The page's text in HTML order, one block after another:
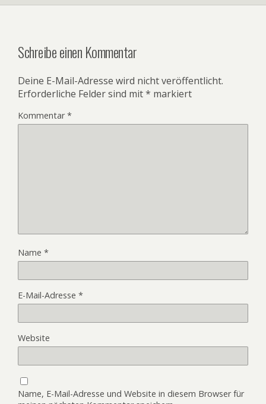
Schreibe einen Kommentar
Deine E-Mail-Adresse wird nicht veröffentlicht.
Erforderliche Felder sind mit* markiert
Kommentar*
Name *
E-Mail-Adresse *
Website
Name, E-Mail-Adresse und Website in diesem Browser für